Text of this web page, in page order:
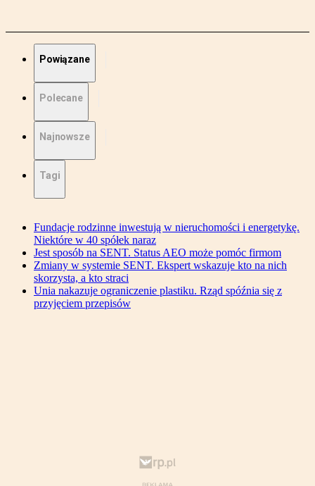
Powiązane
Polecane
Najnowsze
Tagi
Fundacje rodzinne inwestują w nieruchomości i energetykę.
Niektóre w 40 spółek naraz
Jest sposób na SENT. Status AEO może pomóc firmom
Zmiany w systemie SENT. Ekspert wskazuje kto na nich
skorzysta, a kto straci
Unia nakazuje ograniczenie plastiku. Rząd spóźnia się z
przyjęciem przepisów